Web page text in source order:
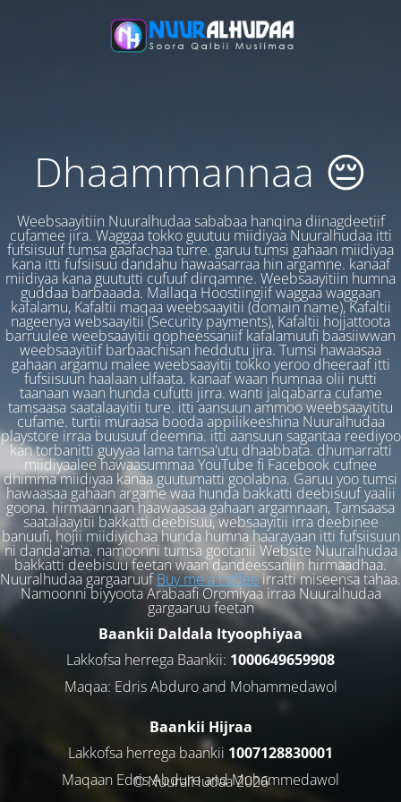
Dhaammannaa 😔
Weebsaayitiin Nuuralhudaa sababaa hanqina diinagdeetiif
cufamee jira. Waggaa tokko guutuu miidiyaa Nuuralhudaa itti
fufsiisuuf tumsa gaafachaa turre. garuu tumsi gahaan miidiyaa
kana itti fufsiisuu dandahu hawaasarraa hin argamne. kanaaf
miidiyaa kana guututti cufuuf dirqamne. Weebsaayitiin humna
guddaa barbaaada. Mallaqa Hoostiingiif waggaa waggaan
kafalamu, Kafaltii maqaa weebsaayitii (domain name), Kafaltii
nageenya websaayitii (Security payments), Kafaltii hojjattoota
barruulee weebsaayitii qopheessaniif kafalamuufi baasiiwwan
weebsaayitiif barbaachisan heddutu jira. Tumsi hawaasaa
gahaan argamu malee weebsaayitii tokko yeroo dheeraaf itti
fufsiisuun haalaan ulfaata. kanaaf waan humnaa olii nutti
taanaan waan hunda cufutti jirra. wanti jalqabarra cufame
tamsaasa saatalaayitii ture. itti aansuun ammoo weebsaayititu
cufame. turtii muraasa booda appilikeeshina Nuuralhudaa
playstore irraa buusuuf deemna. itti aansuun sagantaa reediyoo
kan torbanitti guyyaa lama tamsa'utu dhaabbata. dhumarratti
miidiyaalee hawaasummaa YouTube fi Facebook cufnee
dhimma miidiyaa kanaa guutumatti goolabna. Garuu yoo tumsi
hawaasaa gahaan argame waa hunda bakkatti deebisuuf yaalii
goona. hirmaannaan haawaasaa gahaan argamnaan, Tamsaasa
saatalaayitii bakkatti deebisuu, websaayitii irra deebinee
banuufi, hojii miidiyichaa hunda humna haarayaan itti fufsiisuun
ni danda'ama. namoonni tumsa gootanii Website Nuuralhudaa
bakkatti deebisuu feetan waan dandeessaniin hirmaadhaa.
Nuuralhudaa gargaaruufBuy me a coffeeirratti miseensa tahaa.
Namoonni biyyoota Arabaafi Oromiyaa irraa Nuuralhudaa
gargaaruu feetan
Baankii Daldala Ityoophiyaa
Lakkofsa herrega Baankii: 1000649659908
Maqaa: Edris Abduro and Mohammedawol
Baankii Hijraa
Lakkofsa herrega baankii 1007128830001
Maqaan Edris Abduro and Muhammedawol
© NuuralHudaa 2026